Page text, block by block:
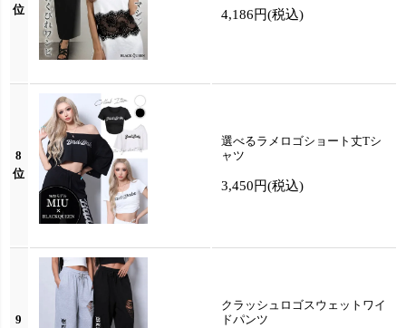
位
4,186円(税込)
8
位
選べるラメロゴショート丈Tシ
ャツ
3,450円(税込)
9
クラッシュロゴスウェットワイ
ドパンツ